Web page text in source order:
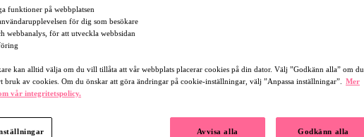
Andrén
funktioner på webbplatsen
för dig som besökare
webbanalys, för att utveckla webbsidan
kan alltid välja om du vill tillåta att vår webbplats placerar cookies på din dator. Välj ”Godkänn alla” om du
bruk av cookies. Om du önskar att göra ändringar på cookie-inställningar, välj ”Anpassa inställningar”.
Mer
vår integritetspolicy.
Avvisa alla Godkänn alla